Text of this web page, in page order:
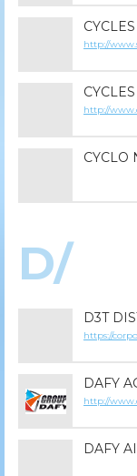
http://
http://
CYCLO
D/
D3T
https://
DAFY
http://
DAFY